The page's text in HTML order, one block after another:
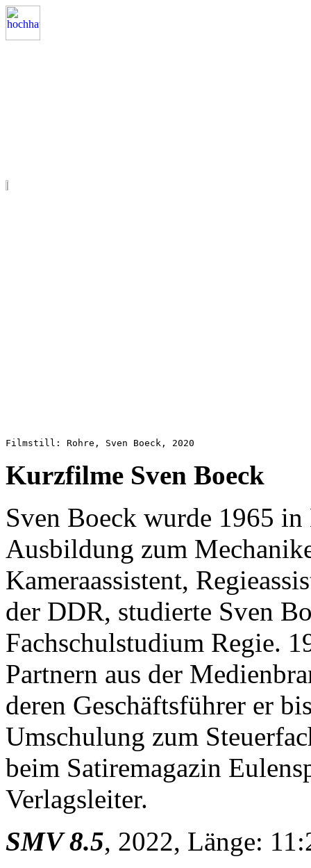
Filmstill: Rohre, Sven Boeck, 2020
Kurzfilme Sven Boeck
Sven Boeck wurde 1965
Ausbildung zum
Kameraassistent,
der DDR, studierte Sven
Fachschulstudium Regie.
Partnern aus der
deren Geschäftsführer er
Umschulung zum
beim Satiremagazin
Verlagsleiter.
SMV 8.5, 2022, Länge: